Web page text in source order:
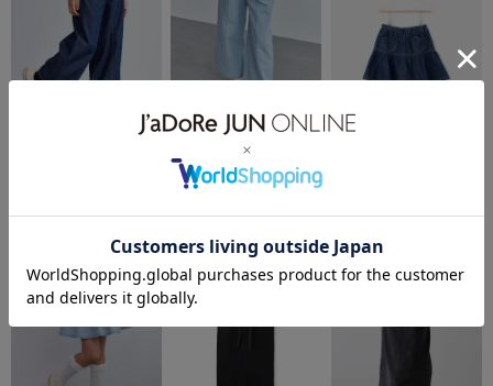
2BUY10%OFF
40%OFF
ROPÉ PICNIC KIDS
【KIDS/キッズ】ハート
ポケットストレートワイ
ドデニムパンツ
¥2,455
2BUY10%OFF
40%OFF
ROPÉ PICNIC KIDS